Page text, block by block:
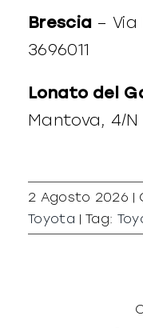
Brescia – Via
3696011
Lonato del
Mantova, 4/N
2 Agosto 2026 |
Toyota | Tag: